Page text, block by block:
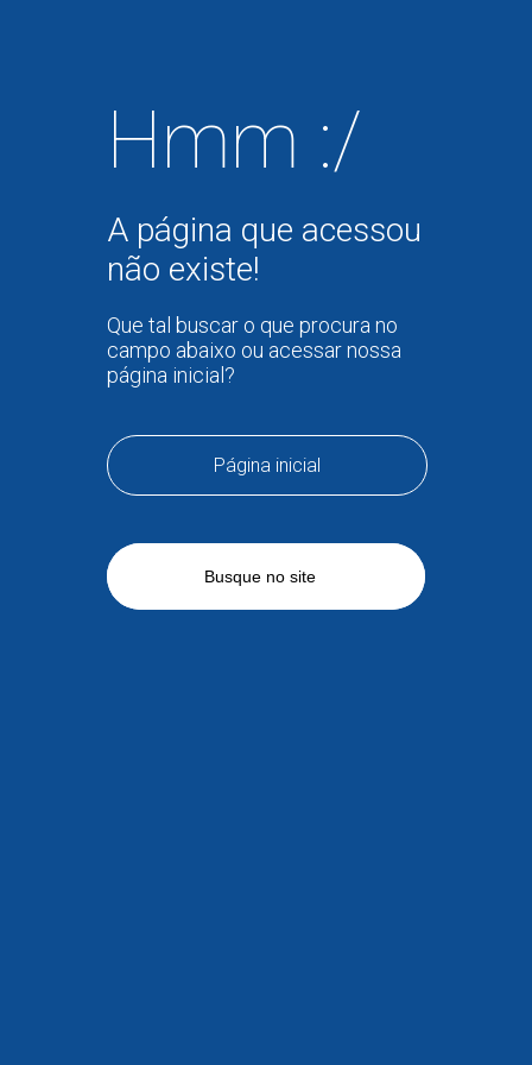
Hmm :/
A página que acessou
não existe!
Que tal buscar o que procura no
campo abaixo ou acessar nossa
página inicial?
Página inicial